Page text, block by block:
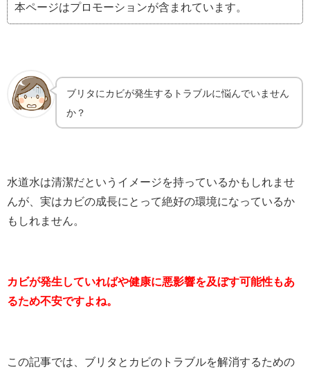
本ページはプロモーションが含まれています。
ブリタにカビが発生するトラブルに悩んでいません
か？
水道水は清潔だというイメージを持っているかもしれませ
んが、実はカビの成長にとって絶好の環境になっているか
もしれません。
カビが発生していればや健康に悪影響を及ぼす可能性もあ
るため不安ですよね。
この記事では、ブリタとカビのトラブルを解消するための